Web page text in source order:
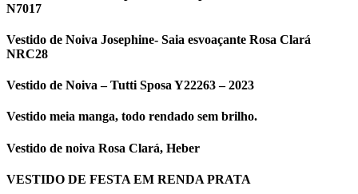
N7017
Vestido de Noiva Josephine- Saia esvoaçante Rosa Clará
NRC28
Vestido de Noiva – Tutti Sposa Y22263 – 2023
Vestido meia manga, todo rendado sem brilho.
Vestido de noiva Rosa Clará, Heber
VESTIDO DE FESTA EM RENDA PRATA